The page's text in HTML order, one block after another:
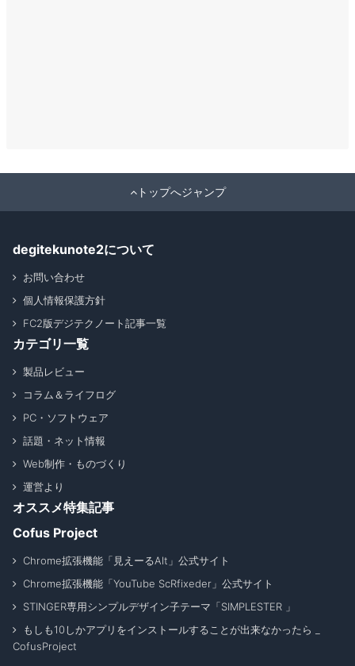
トップへジャンプ
degitekunote2について
お問い合わせ
個人情報保護方針
FC2版デジテクノート記事一覧
カテゴリ一覧
製品レビュー
コラム＆ライフログ
PC・ソフトウェア
話題・ネット情報
Web制作・ものづくり
運営より
オススメ特集記事
Cofus Project
Chrome拡張機能「見えーるAlt」公式サイト
Chrome拡張機能「YouTube ScRfixeder」公式サイト
STINGER専用シンプルデザイン子テーマ「SIMPLESTER 」
もしも10しかアプリをインストールすることが出来なかったら _
CofusProject